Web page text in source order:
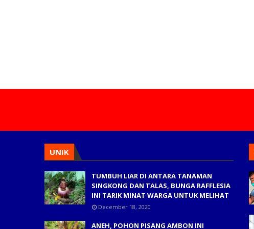
UNIK
TUMBUH LIAR DI ANTARA TANAMAN
SINGKONG DAN TALAS, BUNGA RAFFLESIA
INI TARIK MINAT WARGA UNTUK MELIHAT
December 18, 2020
ANEH, POHON PISANG AMBON INI